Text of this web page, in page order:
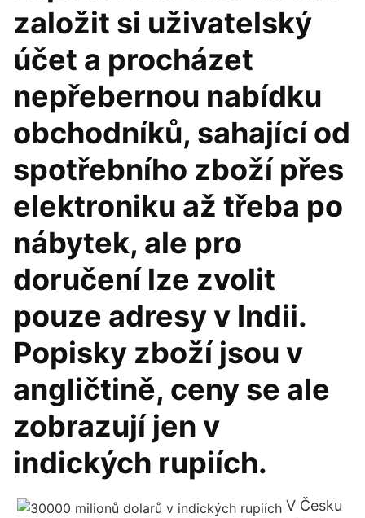
založit si uživatelský
účet a procházet
nepřebernou nabídku
obchodníků, sahající od
spotřebního zboží přes
elektroniku až třeba po
nábytek, ale pro
doručení lze zvolit
pouze adresy v Indii.
Popisky zboží jsou v
angličtině, ceny se ale
zobrazují jen v
indických rupiích.
V Česku